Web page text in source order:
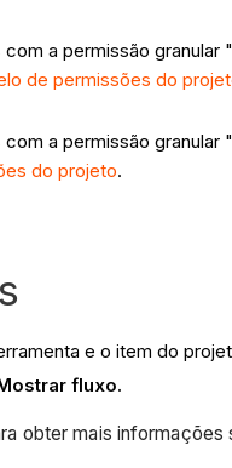
com a permissão
de permissões do
com a permissão
do projeto.
e o item do
fluxo.
obter mais